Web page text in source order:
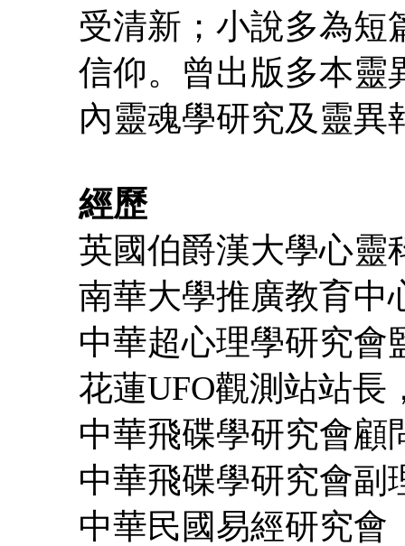
受清新；小說多為短
信仰。曾出版多本靈
內靈魂學研究及靈異
經歷
英國伯爵漢大學心靈
南華大學推廣教育中
中華超心理學研究會
花蓮UFO觀測站站長
中華飛碟學研究會顧
中華飛碟學研究會副
中華民國易經研究會